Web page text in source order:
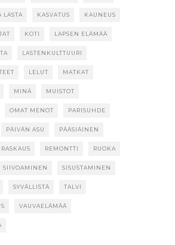
LASTA KASVATUS KAUNEUS
KOTI LAPSEN ELÄMÄÄ
LASTENKULTTUURI
LELUT MATKAT
MINÄ MUISTOT
OMAT MENOT PARISUHDE
PÄIVÄN ASU PÄÄSIÄINEN
RASKAUS REMONTTI RUOKA
SIIVOAMINEN SISUSTAMINEN
SYVÄLLISTÄ TALVI
VAUVAELÄMÄÄ